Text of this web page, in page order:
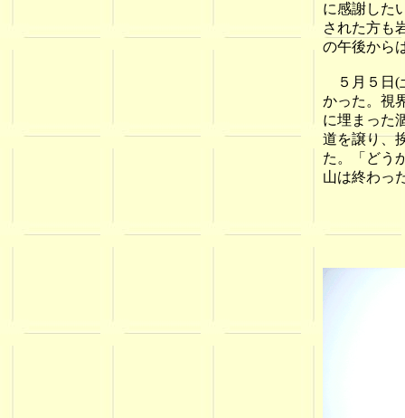
に感謝した
された方も
の午後から
５月５日(
かった。視
に埋まった
道を譲り、
た。「どう
山は終わっ